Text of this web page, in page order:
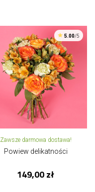
5.00/5
Zawsze darmowa dostawa!
Powiew delikatności
149,00 zł